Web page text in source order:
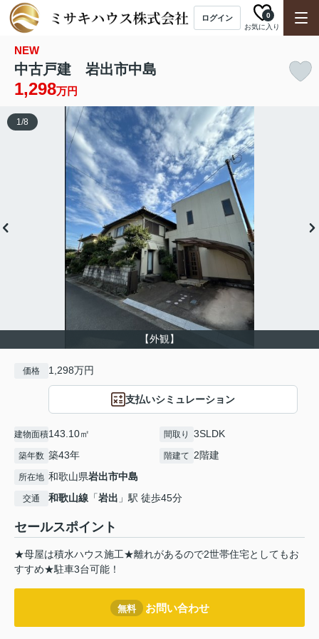
ログイン
お気に入り
0
NEW
中古戸建 岩出市中島
1,298万円
【外観】
1/8
価格 1,298万円
支払いシミュレーション
建物面積143.10㎡ 間取り 3SLDK
築年数 築43年 階建て 2階建
所在地 和歌山県岩出市中島
交通 和歌山線 「岩出 」駅 徒歩45分
セールスポイント
★母屋は積水ハウス施工★離れがあるので2世帯住宅としてもお
すすめ★駐車3台可能！
無料 お問い合わせ